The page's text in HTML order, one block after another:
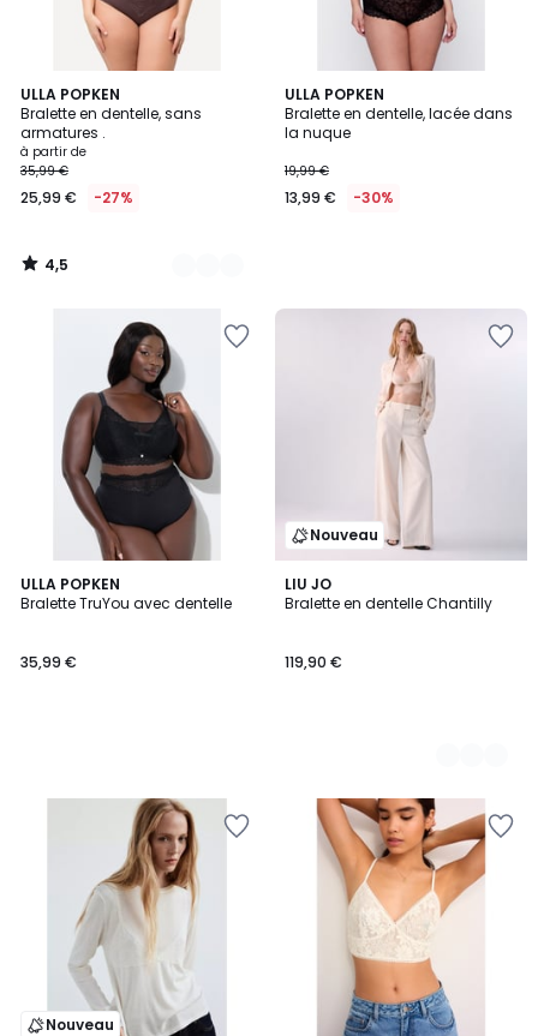
ULLA POPKEN
Bralette en dentelle, sans
armatures .
à partir de
35,99 €
25,99 € -27%
4,5
/ 5
9
Couleurs
4,5
/
ULLA POPKEN
Bralette en dentelle, lacée dans
la nuque
19,99 €
13,99 € -30%
ULLA POPKEN
Bralette TruYou avec dentelle
35,99 €
Nouveau
LIU JO
Bralette en dentelle Chantilly
119,90 €
3
Couleurs
Nouveau